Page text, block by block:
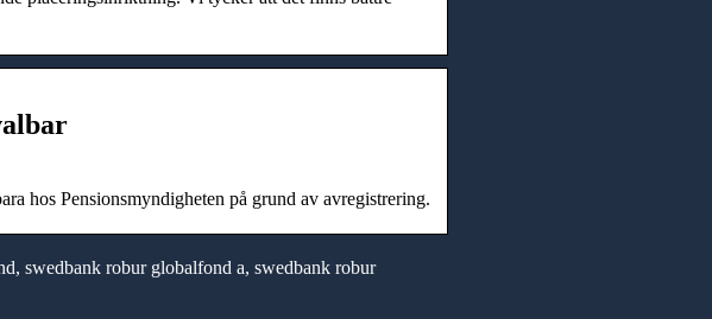
hos Pensionsmyndigheten på grund av avregistrering.
swedbank robur globalfond a, swedbank robur